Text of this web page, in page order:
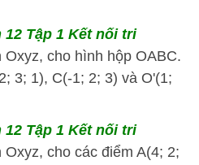
12 Tập 1 Kết nối tri
Oxyz, cho hình hộp OABC.
3; 1), C(-1; 2; 3) và O'(1;
12 Tập 1 Kết nối tri
Oxyz, cho các điểm A(4; 2;